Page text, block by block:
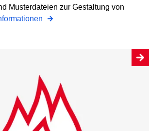
Musterdateien zur Gestaltung von